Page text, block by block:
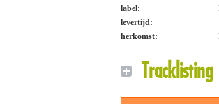
label:
levertijd:
herkomst:
Tracklisting